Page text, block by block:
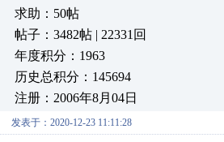
求助：50帖
帖子：3482帖 | 22331回
年度积分：1963
历史总积分：145694
注册：2006年8月04日
发表于：2020-12-23 11:11:28